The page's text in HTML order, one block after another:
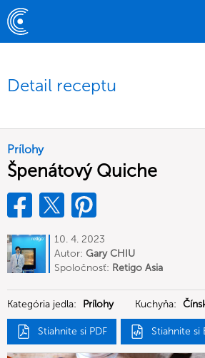
Detail receptu
Prílohy
Špenátový Quiche
10. 4. 2023
Autor: Gary CHIU
Spoločnosť: Retigo Asia
Kategória jedla: Prílohy Kuchyňa:
Stiahnite si PDF Stiahnite si